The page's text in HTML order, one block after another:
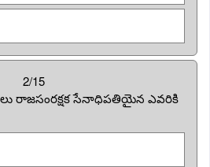
2/15
రాజసంరక్షక సేనాధిపతియైన ఎవరికి